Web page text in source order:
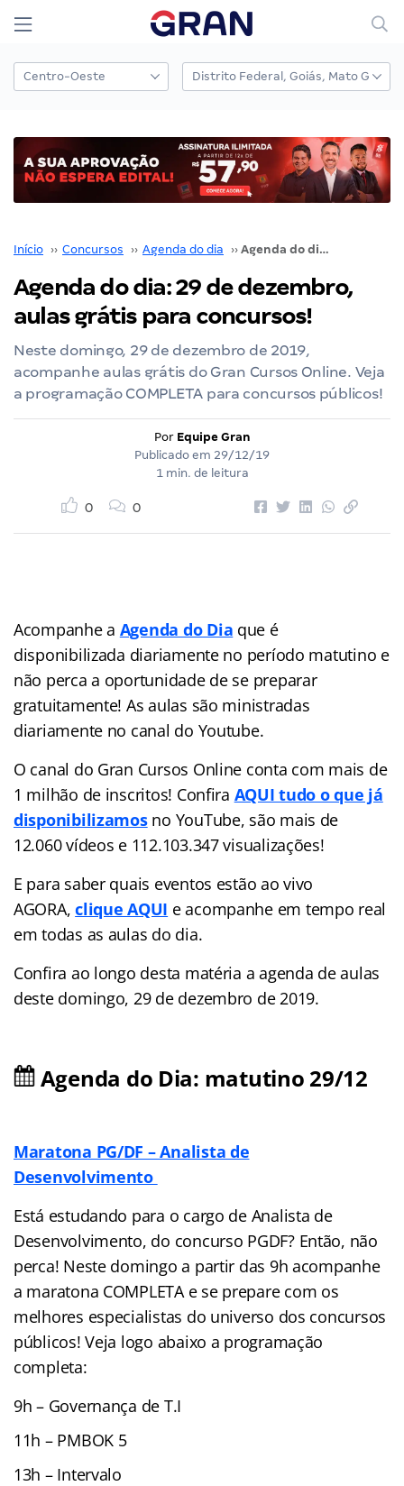
Início ›› Concursos ›› Agenda do dia ›› Agenda do dia: 29 de dezembro, aulas grátis para concursos!
Agenda do dia: 29 de dezembro,
aulas grátis para concursos!
Neste domingo, 29 de dezembro de 2019,
acompanhe aulas grátis do Gran Cursos Online. Veja
a programação COMPLETA para concursos públicos!
Por Equipe Gran
Publicado em 29/12/19
1 min. de leitura
0 0
Acompanhe a Agenda do Dia que é
disponibilizada diariamente no período matutino e
não perca a oportunidade de se preparar
gratuitamente! As aulas são ministradas
diariamente no canal do Youtube.
O canal do Gran Cursos Online conta com mais de
1 milhão de inscritos! Confira AQUI tudo o que já
disponibilizamosno YouTube, são mais de
12.060 vídeos e 112.103.347 visualizações!
E para saber quais eventos estão ao vivo
AGORA,clique AQUI e acompanhe em tempo real
em todas as aulas do dia.
Confira ao longo desta matéria a agenda de aulas
deste domingo, 29 de dezembro de 2019.
Agenda do Dia: matutino 29/12
Maratona PG/DF – Analista de
Desenvolvimento
Está estudando para o cargo de Analista de
Desenvolvimento, do concurso PGDF? Então, não
perca! Neste domingo a partir das 9h acompanhe
a maratona COMPLETA e se prepare com os
melhores especialistas do universo dos concursos
públicos! Veja logo abaixo a programação
completa:
9h – Governança de T.I
11h – PMBOK 5
13h – Intervalo